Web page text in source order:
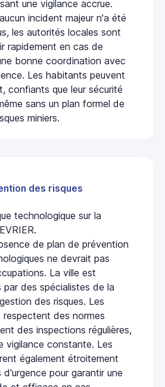
une vigilance accrue.
incident majeur n'a été
les autorités locales sont
rapidement en cas de
bonne coordination avec
Les habitants peuvent
confiants que leur sécurité
sans un plan formel de
miniers.
des risques
technologique sur la
de plan de prévention
ne devrait pas
La ville est
par des spécialistes de la
des risques. Les
respectent des normes
des inspections régulières,
vigilance constante. Les
également étroitement
pour garantir une